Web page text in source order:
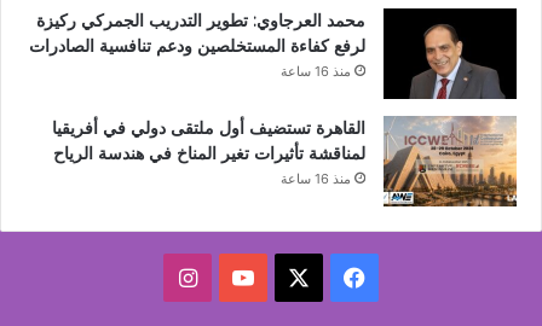
محمد العرجاوي: تطوير التدريب الجمركي ركيزة
لرفع كفاءة المستخلصين ودعم تنافسية الصادرات
منذ 16 ساعة
القاهرة تستضيف أول ملتقى دولي في أفريقيا
لمناقشة تأثيرات تغير المناخ في هندسة الرياح
منذ 16 ساعة
فيسبوك ‫YouTubeانستقرام